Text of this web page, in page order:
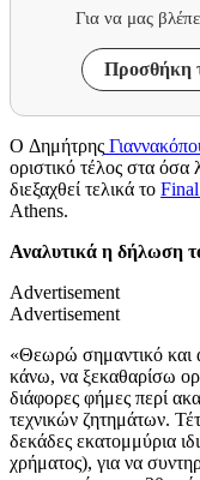
Για να μας
Προσθήκη
Ο Δημήτρης
οριστικό τέλος στα όσα
διεξαχθεί τελικά το
Athens.
Αναλυτικά η δήλωση
Advertisement
Advertisement
«Θεωρώ σημαντικό και
κάνω, να ξεκαθαρίσω
διάφορες φήμες περί
τεχνικών ζητημάτων.
δεκάδες εκατομμύρια
χρήματος), για να